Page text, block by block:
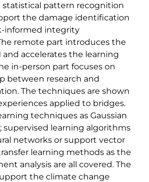
statistical pattern recognition
the damage identification
informed integrity
remote part introduces the
and accelerates the learning
in-person part focuses on
between research and
The techniques are shown
applied to bridges.
techniques as Gaussian
supervised learning algorithms
networks or support vector
learning methods as the
analysis are all covered. The
the climate change